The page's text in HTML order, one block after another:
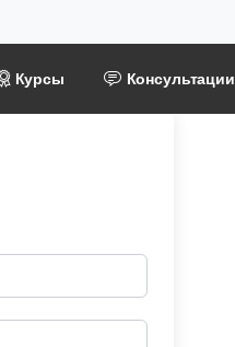
Курсы Консультации